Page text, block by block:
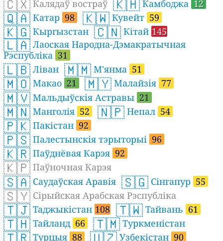
🇨🇽 Калядаў востраў 🇰🇭 Камбоджа 12
🇶🇦 Катар 98 🇰🇼 Кувейт 59
🇰🇬 Кыргызстан 🇨🇳 Кітай 145
🇱🇦 Лаоская Народна-Дэмакратычная
Рэспубліка 31
🇱🇧 Ліван 🇲🇲 М'янма 51
🇲🇴 Макао 21 🇲🇾 Малайзія 77
🇲🇻 Мальдыўскія Астравы 21
🇲🇳 Манголія 52 🇳🇵 Непал 54
🇵🇰 Пакістан 92
🇵🇸 Палестынскія тэрыторыі 96
🇰🇷 Паўднёвая Карэя 92
🇰🇵 Паўночная Карэя
🇸🇦 Саудаўская Аравія 🇸🇬 Сінгапур 55
🇸🇾 Сірыйская Арабская Рэспубліка
🇹🇯 Таджыкістан 108 🇹🇼 Тайвань 61
🇹🇭 Тайланд 66 🇹🇲 Туркменістан
Турцыя 88 Узбекістан 90